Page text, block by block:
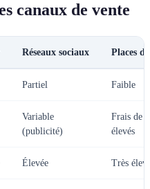
canaux de vente
Réseaux sociaux Places
Partiel Faible
Variable
(publicité)
Frais de
élevés
Élevée Très